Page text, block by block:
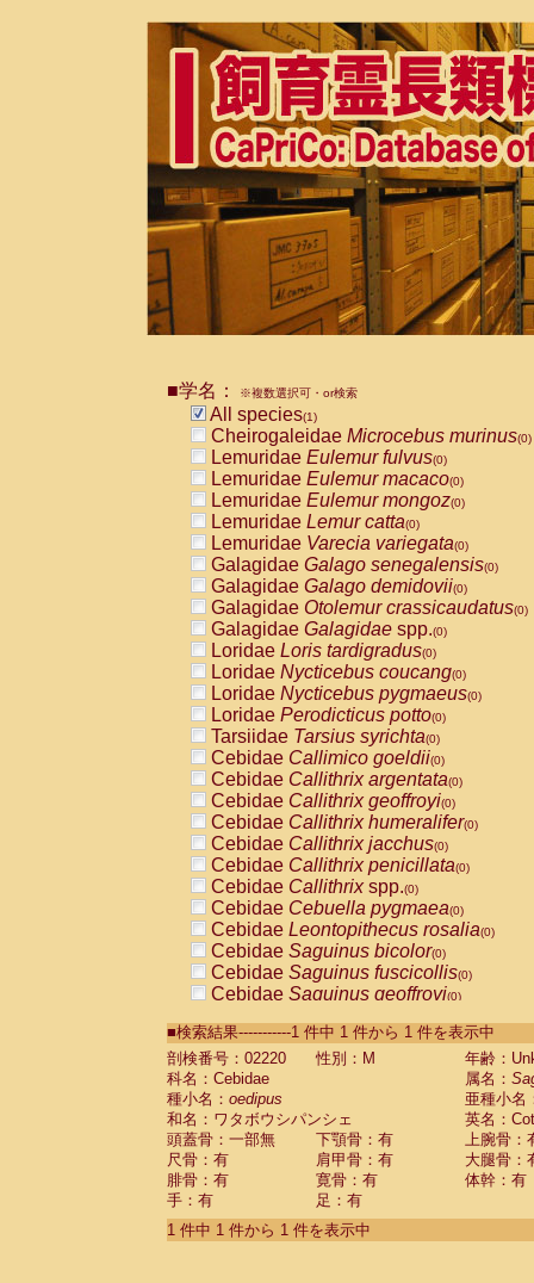
■学名： ※複数選択可・or検索
All species(1)
Cheirogaleidae Microcebus murinus(0)
Lemuridae Eulemur fulvus(0)
Lemuridae Eulemur macaco(0)
Lemuridae Eulemur mongoz(0)
Lemuridae Lemur catta(0)
Lemuridae Varecia variegata(0)
Galagidae Galago senegalensis(0)
Galagidae Galago demidovii(0)
Galagidae Otolemur crassicaudatus(0)
Galagidae Galagidae spp.(0)
Loridae Loris tardigradus(0)
Loridae Nycticebus coucang(0)
Loridae Nycticebus pygmaeus(0)
Loridae Perodicticus potto(0)
Tarsiidae Tarsius syrichta(0)
Cebidae Callimico goeldii(0)
Cebidae Callithrix argentata(0)
Cebidae Callithrix geoffroyi(0)
Cebidae Callithrix humeralifer(0)
Cebidae Callithrix jacchus(0)
Cebidae Callithrix penicillata(0)
Cebidae Callithrixspp.(0)
Cebidae Cebuella pygmaea(0)
Cebidae Leontopithecus rosalia(0)
Cebidae Saguinus bicolor(0)
Cebidae Saguinus fuscicollis(0)
Cebidae Saguinus geoffroyi(0)
CebidaeSaguinus labiatus(0)
Cebidae Saguinus leucopus (0)
Cebidae
Cebidae
CebidaeSaguinus nigricollis (0)
Cebidae Saguinus oedipus
Cebidae Saguinus weddelli
Cebidae Saguinusspp.
Cebidae Aotus trivirgatus
Cebidae Cebus albifrons
■検索結果-----------1 件中 1 件から 1 件を表示中
剖検番号：02220
性別：M
年齢：
科名：Cebidae
属名：
種小名： oedipus
亜種小名
和名：ワタボウシパンシェ
英名：
頭蓋骨：一部無
下顎骨：有
上腕骨：
尺骨：有
肩甲骨：有
大腿骨：
腓骨：有
寛骨：有
体幹：有
手：有
足：有
1 件中 1 件から 1 件を表示中